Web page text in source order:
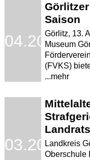
Saison
Görlitz, 13.
Museum
(FVKS)
...mehr
Landkreis
Oberschule